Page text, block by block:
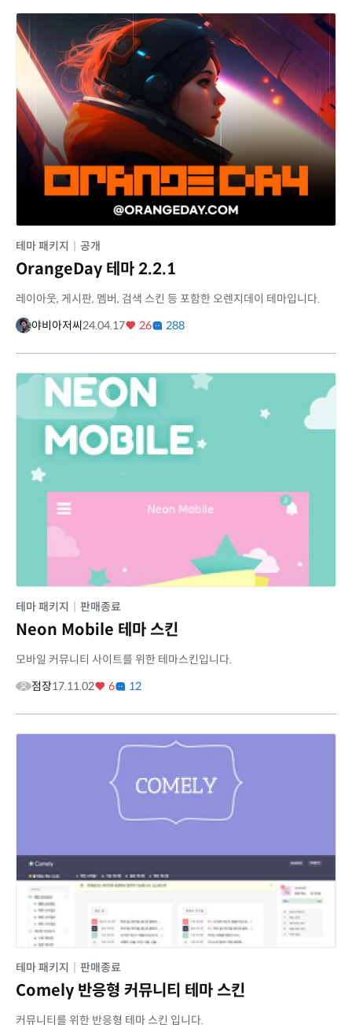
테마 패키지 공개
OrangeDay 테마 2.2.1
레이아웃, 게시판, 멤버, 검색 스킨 등 포함한 오렌지데이 테마입니다.
야비아저씨24.04.17 26 288
테마 패키지 판매종료
Neon Mobile 테마 스킨
모바일 커뮤니티 사이트를 위한 테마스킨입니다.
점장17.11.02 6 12
테마 패키지 판매종료
Comely 반응형 커뮤니티 테마 스킨
커뮤니티를 위한 반응형 테마 스킨 입니다.